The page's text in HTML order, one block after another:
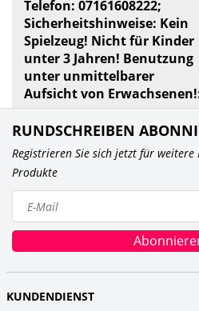
Telefon: 07161608222;
Sicherheitshinweise: Kein
Spielzeug! Nicht für Kinder
unter 3 Jahren! Benutzung
unter unmittelbarer
Aufsicht von
RUNDSCHREIBEN
Registrieren Sie sich jetzt für
Produkte
KUNDENDIENST